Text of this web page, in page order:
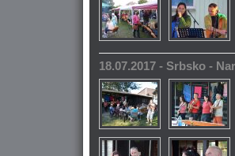
18.07.2017 - Srbsko -